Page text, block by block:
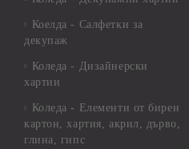
Коелда - Салфетки за
декупаж
Коледа - Дизайнерски
хартии
Коледа - Eлементи от бирен
картон, хартия, акрил, дърво,
глина, гипс